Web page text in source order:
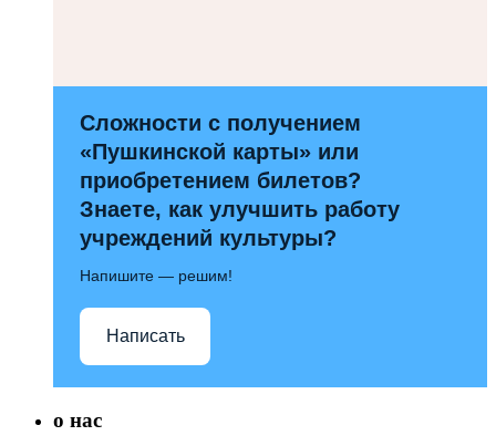
Сложности с получением
«Пушкинской карты» или
приобретением билетов?
Знаете, как улучшить работу
учреждений культуры?
Напишите — решим!
Написать
о нас